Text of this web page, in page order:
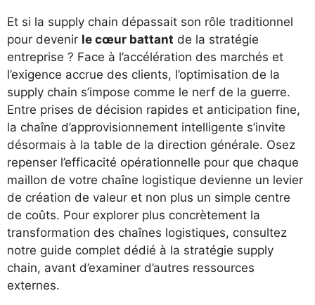
Et si la supply chain dépassait son rôle traditionnel
pour devenir le cœur battant de la stratégie
entreprise ? Face à l’accélération des marchés et
l’exigence accrue des clients, l’optimisation de la
supply chain s’impose comme le nerf de la guerre.
Entre prises de décision rapides et anticipation fine,
la chaîne d’approvisionnement intelligente s’invite
désormais à la table de la direction générale. Osez
repenser l’efficacité opérationnelle pour que chaque
maillon de votre chaîne logistique devienne un levier
de création de valeur et non plus un simple centre
de coûts. Pour explorer plus concrètement la
transformation des chaînes logistiques, consultez
notre guide complet dédié à la stratégie supply
chain, avant d’examiner d’autres ressources
externes.